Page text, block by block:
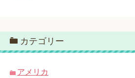
カテゴリー
アメリカ